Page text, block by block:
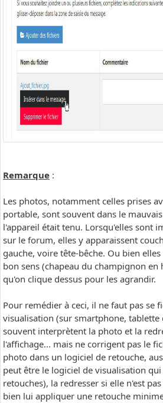
Remarque :
Les photos, notamment celles prises
portable, sont souvent dans le
l'appareil était tenu. Lorsqu'elles sont
sur le forum, elles y apparaissent
gauche, voire tête-bêche. Ou bien
bon sens (chapeau du champignon en
qu'on clique dessus pour les agrandir.
Pour remédier à ceci, il ne faut pas se
visualisation (sur smartphone,
souvent interprètent la photo et la
l'affichage... mais ne corrigent pas le
photo dans un logiciel de retouche,
peut être le logiciel de visualisation
retouches), la redresser si elle n'est
bien lui appliquer une retouche